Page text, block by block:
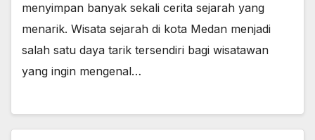
menyimpan banyak sekali cerita sejarah yang
menarik. Wisata sejarah di kota Medan menjadi
salah satu daya tarik tersendiri bagi wisatawan
yang ingin mengenal…